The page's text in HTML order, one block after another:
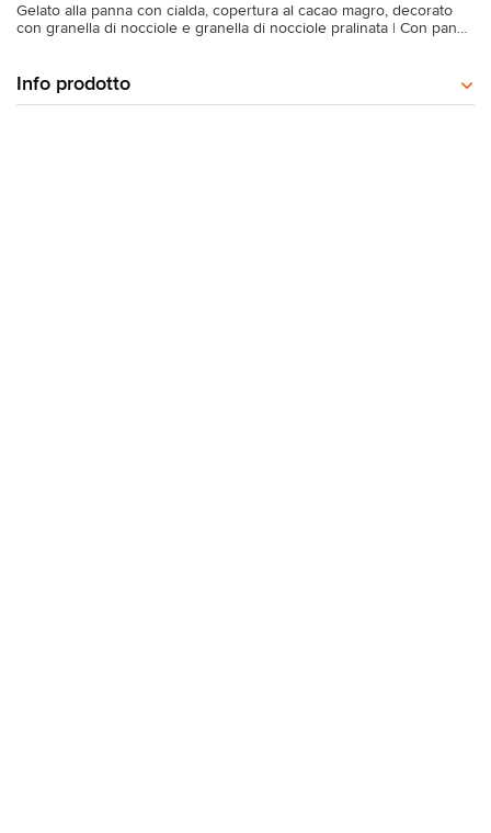
Gelato alla panna con cialda, copertura al cacao magro, decorato
con granella di nocciole e granella di nocciole pralinata | Con panna
Info prodotto